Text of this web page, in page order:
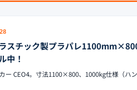
スチック製プラパレ
中！
ー CEO4。寸法1100×800、1000kg仕様（ハ